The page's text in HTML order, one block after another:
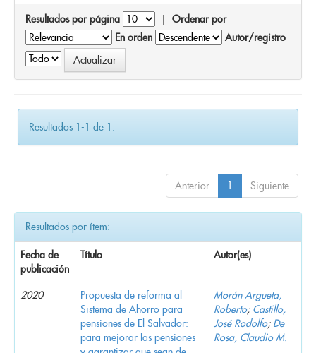
Resultados por página | Ordenar por
En orden
Autor/registro
Resultados 1-1 de 1.
Anterior 1 Siguiente
Resultados por ítem:
Fecha de
publicación
Título Autor(es)
2020
Propuesta de reforma al
Sistema de Ahorro para
pensiones de El Salvador:
para mejorar las pensiones
Morán Argueta,
Roberto; Castillo,
José Rodolfo; De
Rosa, Claudio M.